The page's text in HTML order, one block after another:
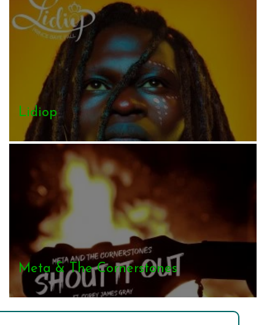
Lidiop
Meta & The Cornerstones